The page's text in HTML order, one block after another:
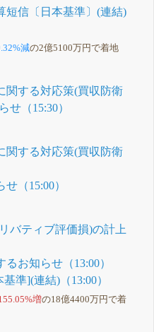
短信〔日本基準〕(連結)
減の2億5100万円で着地
関する対応策(買収防衛
せ（15:30）
関する対応策(買収防衛
（15:00）
バティブ評価損)の計上
お知らせ（13:00）
準](連結)（13:00）
増の18億4400万円で着